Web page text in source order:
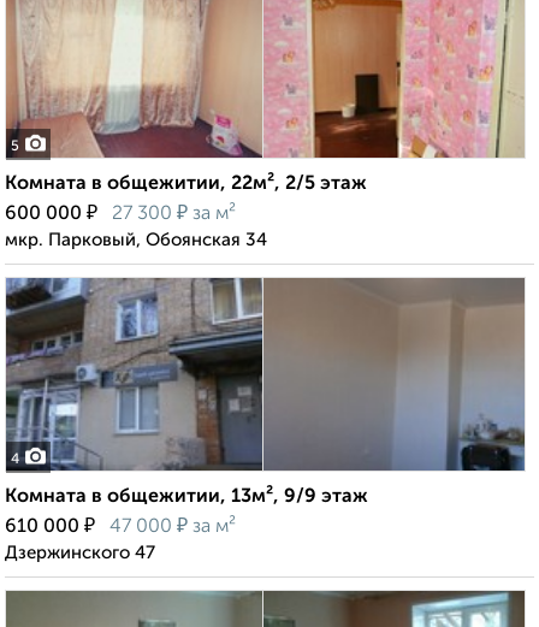
5
Комната в общежитии, 22м², 2/5 этаж
600 000 ₽ 27 300 ₽ за м²
мкр. Парковый, Обоянская 34
4
Комната в общежитии, 13м², 9/9 этаж
610 000 ₽ 47 000 ₽ за м²
Дзержинского 47